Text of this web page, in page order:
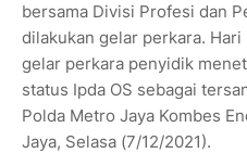
bersama Divisi Profesi dan
dilakukan gelar perkara.
gelar perkara penyidik
status Ipda OS sebagai
Polda Metro Jaya Kombes
Jaya, Selasa (7/12/2021).